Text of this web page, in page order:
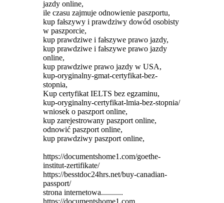
jazdy online,
ile czasu zajmuje odnowienie paszportu,
kup fałszywy i prawdziwy dowód osobisty
w paszporcie,
kup prawdziwe i fałszywe prawo jazdy,
kup prawdziwe i fałszywe prawo jazdy
online,
kup prawdziwe prawo jazdy w USA,
kup-oryginalny-gmat-certyfikat-bez-
stopnia,
Kup certyfikat IELTS bez egzaminu,
kup-oryginalny-certyfikat-lmia-bez-stopnia/
wniosek o paszport online,
kup zarejestrowany paszport online,
odnowić paszport online,
kup prawdziwy paszport online,
https://documentshome1.com/goethe-
institut-zertifikate/
https://besstdoc24hrs.net/buy-canadian-
passport/
strona internetowa...........
https://documentshome1.com